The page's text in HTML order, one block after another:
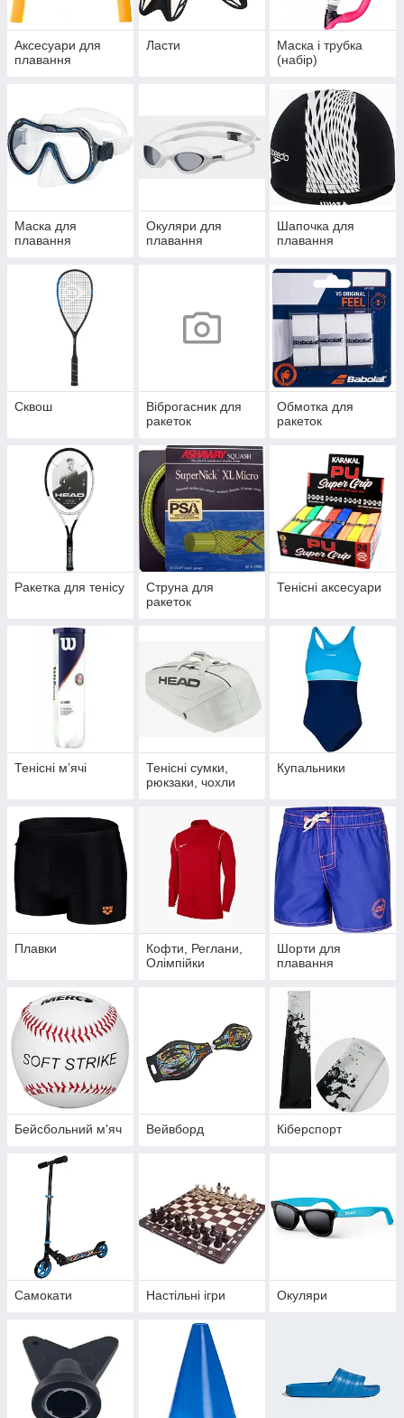
Аксесуари для
плавання
Ласти
Маска і трубка
(набір)
Маска для
плавання
Окуляри для
плавання
Шапочка для
плавання
Сквош
Віброгасник для
ракеток
Обмотка для
ракеток
Ракетка для тенісу
Струна для
ракеток
Тенісні аксесуари
Тенісні мʼячі
Тенісні сумки,
рюкзаки, чохли
Купальники
Плавки
Кофти, Реглани,
Олімпійки
Шорти для
плавання
Бейсбольний м'яч Вейвборд Кіберспорт
Самокати Настільні ігри Окуляри